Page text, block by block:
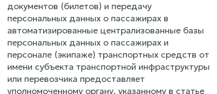
документов (билетов) и передачу
персональных данных о пассажирах в
автоматизированные централизованные базы
персональных данных о пассажирах и
персонале (экипаже) транспортных средств от
имени субъекта транспортной инфраструктуры
или перевозчика предоставляет
уполномоченному органу, указанному в статье